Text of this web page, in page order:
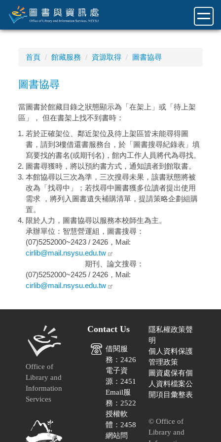
到
主
首頁 館藏服務 資源取得 圖書協尋
圖書協尋
當圖書於館藏目錄之狀態顯示為「在架上」或「待上架
區」， 但在書架上找不到書時：
若於正確架位、鄰近架位及待上架區皆未能尋得圖
書，請到3樓借還書服務台，於「圖書搜尋紀錄表」填
寫要找的書名(或期刊名)，館內工作人員將代為尋找。
圖書尋獲時，將以預約書方式，通知讀者到館取書。
本館協尋以三次為準，三次搜尋未果，該書狀態將被
改為「找尋中」；若找尋中圖書獲多位讀者提出使用
需求 ，將列入圖書遺失補購清單，提請策略企劃組購
置。
限於人力，圖書協尋以服務本校師生為主。
承辦單位：智慧營運組，圖書搜尋：
(07)5252000~2423 / 2426，Mail:
cirlib@mail.nsysu.edu.tw
期刊、論文搜尋：
(07)5252000~2425 / 2426，Mail:
cirlib@mail.nsysu.edu.tw
Office of
Library and
Information
Services
Contact Us
借閱服
務：2426
電子資
源：2451
Email服
務：2522
授權軟
體：2458
網站問
隱私權政策聲
明
個人資料保護
管理政策
圖資處保有個
人資料檔案公
開項目彙整表
© Office of
Library and